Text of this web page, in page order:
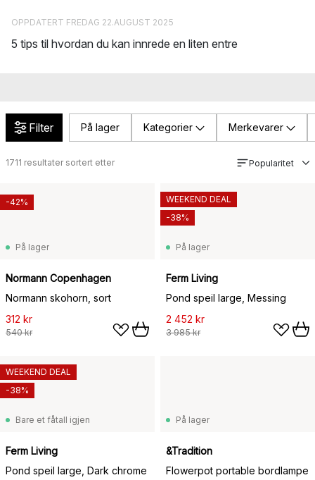
OPPDATERT FREDAG 22.AUGUST 2025
5 tips til hvordan du kan innrede en liten entre
Filter På lager Kategorier Merkevarer
1711 resultater sortert etter Popularitet
På lager
Normann Copenhagen
Normann skohorn, sort
312 kr
540 kr
-42%
På lager
Ferm Living
Pond speil large, Messing
2 452 kr
3 985 kr
WEEKEND DEAL
-38%
Bare et fåtall igjen
Ferm Living
Pond speil large, Dark chrome
WEEKEND DEAL
-38%
På lager
&Tradition
Flowerpot portable bordlampe